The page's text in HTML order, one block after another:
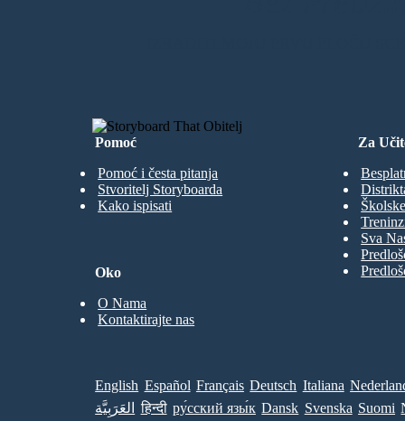
Pomoć
Pomoć i česta pitanja
Stvoritelj Storyboarda
Kako ispisati
Za
Sva
Oko
O Nama
Kontaktirajte nas
English Español Français Deutsch Italiana
العَرَبِيَّة
हिन्दी ру́сский язы́к Dansk Svenska Suomi